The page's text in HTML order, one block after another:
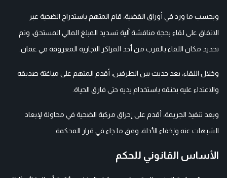
وبحسب ما ورد في أوراق القضية، قام المتهم باستدراج الضحية عبر
الاتفاق على لقاء بحجة مناقشة آلية تسديد المبلغ المالي المستحق، وتم
تحديد مكان اللقاء بالقرب من أحد المراكز التجارية المعروفة في عمان.
وخلال اللقاء، بعد حديث بين الطرفين، أقدم المتهم على مباغتة صديقه
والاعتداء عليه بخنقه باستخدام يديه حتى فارق الحياة.
وبعد تنفيذ الجريمة، أقدم على إحراق مركبة الضحية في محاولة لإبعاد
الشبهات عنه وإخفاء الأدلة، وفق ما جاء في قرار المحكمة.
الأساس القانوني للحكم